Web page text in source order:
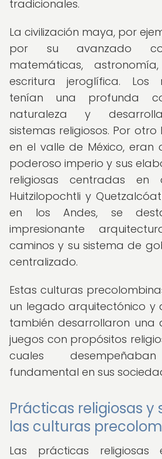
tradicionales.
La civilización maya, por
por su avanzado
matemáticas,
escritura jeroglífica. Los
tenían una profunda
naturaleza y
sistemas religiosos. Por
en el valle de México, eran
poderoso imperio y sus
religiosas centradas en
Huitzilopochtli y
en los Andes, se
impresionante
caminos y su sistema de
centralizado.
Estas culturas
un legado arquitectónico y
también desarrollaron
juegos con propósitos
cuales
fundamental en sus
Prácticas religiosas y
las culturas
Las prácticas religiosas